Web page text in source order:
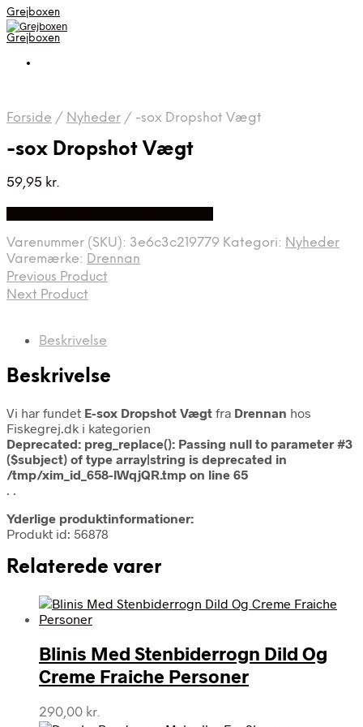
Grejboxen
Grejboxen
Forside / Nyheder / -sox Dropshot Vægt
-sox Dropshot Vægt
59,95 kr.
Varenummer (SKU): 3e6c3c219779 Kategori: Nyheder
Varemærke: Drennan
Previous Product
Next Product
Beskrivelse
Beskrivelse
Vi har fundet E-sox Dropshot Vægt fra Drennan hos
Fiskegrej.dk i kategorien
Deprecated: preg_replace(): Passing null to parameter #3
($subject) of type array|string is deprecated in
/tmp/xim_id_658-lWqjQR.tmp on line 65
. .
Yderlige produktinformationer:
Produkt id: 56878
Relaterede varer
Blinis Med Stenbiderrogn Dild Og
Creme Fraiche Personer
290,00 kr.